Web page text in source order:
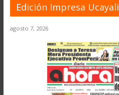
Edición Impresa Ucayali
agosto 7, 2026